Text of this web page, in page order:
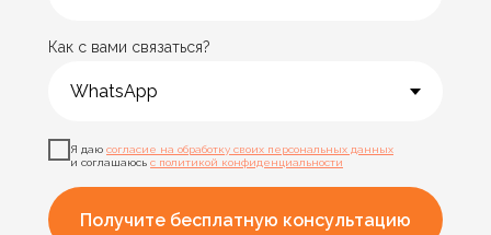
Как с вами связаться?
Я даю согласие на обработку своих персональных данных
и соглашаюсь с политикой конфиденциальности
Получите бесплатную консультацию